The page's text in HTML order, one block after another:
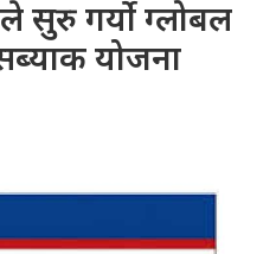
गर्यो ग्लोबल
योजना